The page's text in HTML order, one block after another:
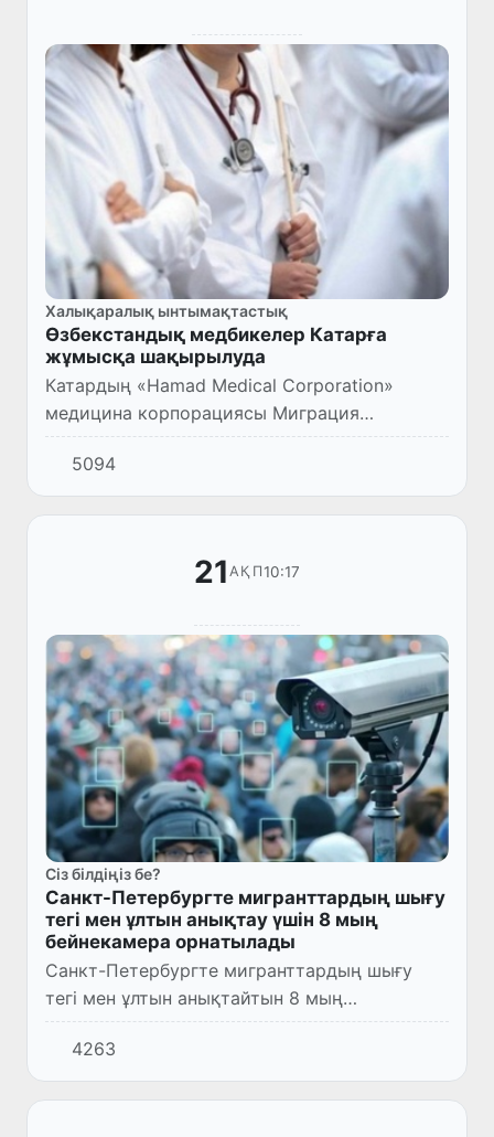
Халықаралық ынтымақтастық
Өзбекстандық медбикелер Катарға
жұмысқа шақырылуда
Катардың «Hamad Medical Corporation»
медицина корпорациясы Миграция
агенттігімен ынтымақтастықта өзбекстандық
медбикелерді жұмысқа алуды бастауда.
5094
21 АҚП10:17
Сіз білдіңіз бе?
Санкт-Петербургте мигранттардың шығу
тегі мен ұлтын анықтау үшін 8 мың
бейнекамера орнатылады
Санкт-Петербургте мигранттардың шығу
тегі мен ұлтын анықтайтын 8 мың
бейнекамера орнатылады.
4263